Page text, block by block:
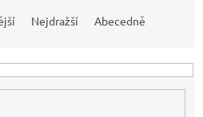
Nejdražší Abecedně